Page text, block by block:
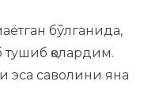
бўлганида,
тушиб қолардим.
эса саволини яна